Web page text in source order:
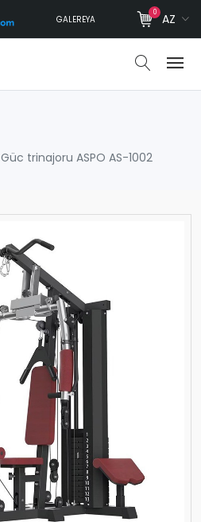
GALEREYA
0 AZ
Güc trinajoru ASPO AS-1002